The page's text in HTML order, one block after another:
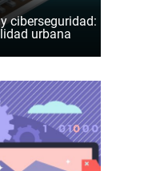
ciberseguridad:
urbana